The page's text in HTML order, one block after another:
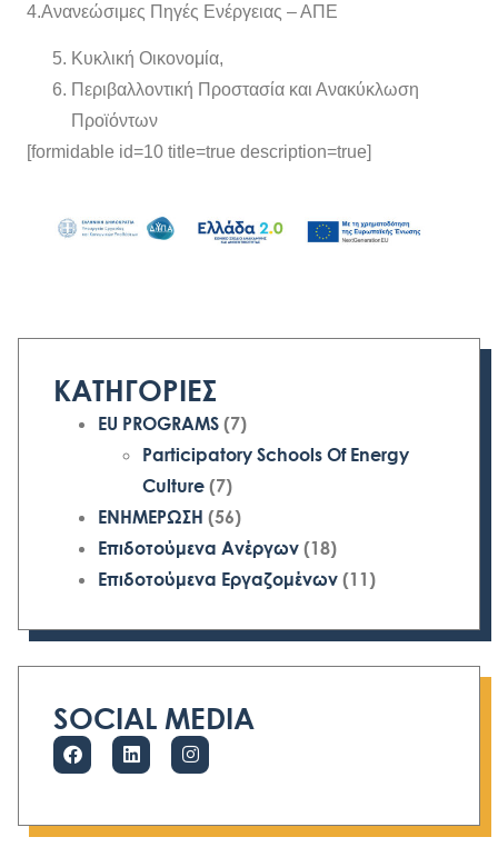
4.Ανανεώσιμες Πηγές Ενέργειας – ΑΠΕ
Κυκλική Οικονομία,
Περιβαλλοντική Προστασία και Ανακύκλωση
Προϊόντων
[formidable id=10 title=true description=true]
ΚΑΤΗΓΟΡΙΕΣ
EU PROGRAMS (7)
Participatory Schools Of Energy
Culture (7)
ΕΝΗΜΕΡΩΣΗ (56)
Επιδοτούμενα Ανέργων (18)
Επιδοτούμενα Εργαζομένων (11)
SOCIAL MEDIA